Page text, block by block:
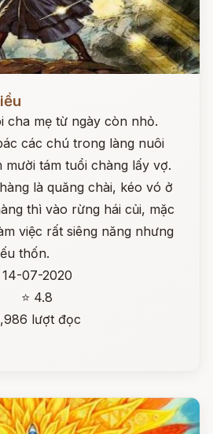
cha mẹ từ ngày còn nhỏ.
các chú trong làng nuôi
mười tám tuổi chàng lấy vợ.
là quăng chài, kéo vó ở
thì vào rừng hái củi, mặc
việc rất siêng năng nhưng
thốn.
14-07-2020
⭐ 4.8
lượt đọc